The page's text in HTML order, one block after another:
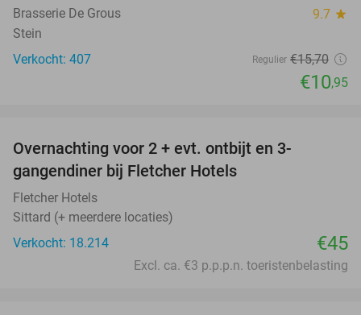
Brasserie De Grous 9.7 star
Stein
Verkocht: 407
Regulier €15,70
€10,95
Overnachting voor 2 + evt. ontbijt en 3-
gangendiner bij Fletcher Hotels
Fletcher Hotels
Sittard (+ meerdere locaties)
Verkocht: 18.214
€45
Excl. ca. €3 p.p.p.n. toeristenbelasting